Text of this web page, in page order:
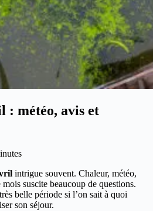
: météo, avis et
intrigue souvent. Chaleur, météo,
suscite beaucoup de questions.
belle période si l’on sait à quoi
son séjour.